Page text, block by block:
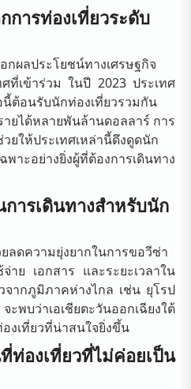
การท่องเที่ยวระดับ
ผลประโยชน์ทางเศรษฐกิจ
ที่เข้าร่วม ในปี 2023 ประเทศ
ต้อนรับนักท่องเที่ยวรวมกัน
ยได้หลายพันล้านดอลลาร์ การ
ยให้ประเทศเหล่านี้ดึงดูดนัก
าะอย่างยิ่งผู้ที่ต้องการเดินทาง
ารเดินทางสำหรับนัก
ลดความยุ่งยากในการขอวีซ่า
าย เอกสาร และระยะเวลาใน
จากภูมิภาคห่างไกล เช่น ยุโรป
พบว่าเอเชียตะวันออกเฉียงใต้
งเที่ยวที่น่าสนใจยิ่งขึ้น
ท่องเที่ยวที่ไม่ค่อยเป็น